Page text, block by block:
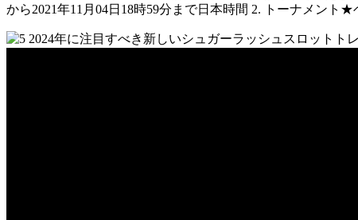
から2021年11月04日18時59分まで日本時間 2. トーナメン